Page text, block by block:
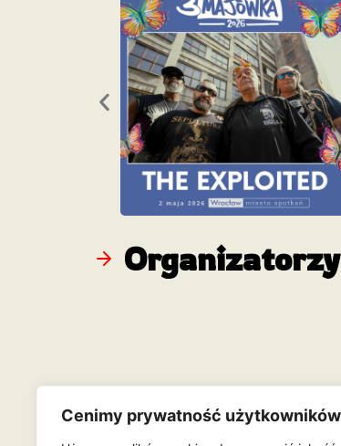
Cenimy prywatność użytkowników